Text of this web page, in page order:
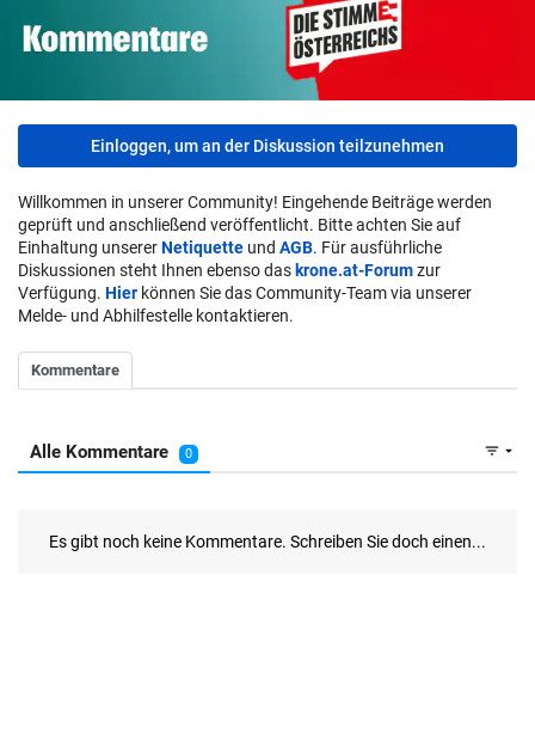
Einloggen, um an der Diskussion teilzunehmen
Willkommen in unserer Community! Eingehende Beiträge werden
geprüft und anschließend veröffentlicht. Bitte achten Sie auf
Einhaltung unsererNetiquette und AGB. Für ausführliche
Diskussionen steht Ihnen ebenso das krone.at-Forumzur
Verfügung. Hier können Sie das Community-Team via unserer
Melde- und Abhilfestelle kontaktieren.